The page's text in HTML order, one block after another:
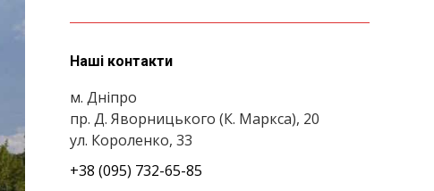
Наші контакти
м. Дніпро
пр. Д. Яворницького (К. Маркса), 20
ул. Короленко, 33
+38 (095) 732-65-85